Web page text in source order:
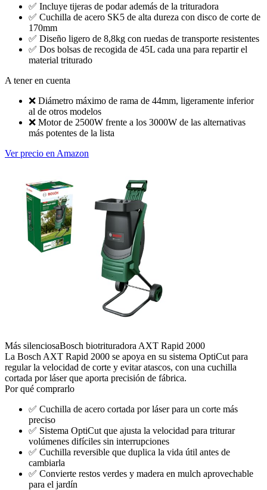
✅ Incluye tijeras de podar además de la trituradora
✅ Cuchilla de acero SK5 de alta dureza con disco de corte de
170mm
✅ Diseño ligero de 8,8kg con ruedas de transporte resistentes
✅ Dos bolsas de recogida de 45L cada una para repartir el
material triturado
A tener en cuenta
❌ Diámetro máximo de rama de 44mm, ligeramente inferior
al de otros modelos
❌ Motor de 2500W frente a los 3000W de las alternativas
más potentes de la lista
Ver precio en Amazon
Más silenciosaBosch biotrituradora AXT Rapid 2000
La Bosch AXT Rapid 2000 se apoya en su sistema OptiCut para
regular la velocidad de corte y evitar atascos, con una cuchilla
cortada por láser que aporta precisión de fábrica.
Por qué comprarlo
✅ Cuchilla de acero cortada por láser para un corte más
preciso
✅ Sistema OptiCut que ajusta la velocidad para triturar
volúmenes difíciles sin interrupciones
✅ Cuchilla reversible que duplica la vida útil antes de
cambiarla
✅ Convierte restos verdes y madera en mulch aprovechable
para el jardín